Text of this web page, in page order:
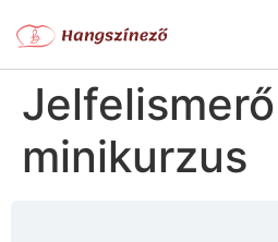
Jelfelismerő
minikurzus